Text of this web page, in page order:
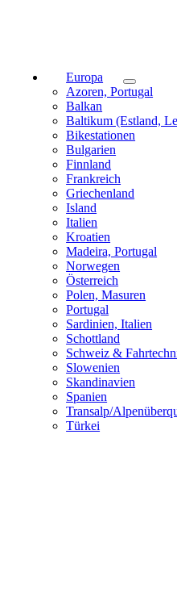
Europa
Azoren, Portugal
Balkan
Baltikum (Estland,
Bikestationen
Bulgarien
Finnland
Frankreich
Griechenland
Island
Italien
Kroatien
Madeira, Portugal
Norwegen
Österreich
Polen, Masuren
Portugal
Sardinien, Italien
Schottland
Schweiz &
Slowenien
Skandinavien
Spanien
Transalp/
Türkei